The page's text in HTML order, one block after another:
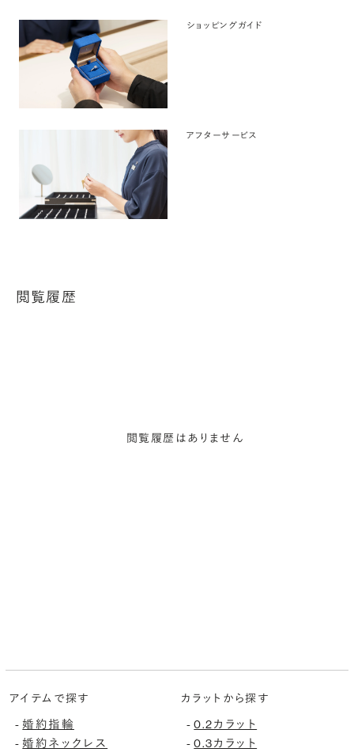
ショッピングガイド
アフターサービス
閲覧履歴
閲覧履歴はありません
アイテムで探す
-婚約指輪
-婚約ネックレス
カラットから探す
-0.2カラット
-0.3カラット